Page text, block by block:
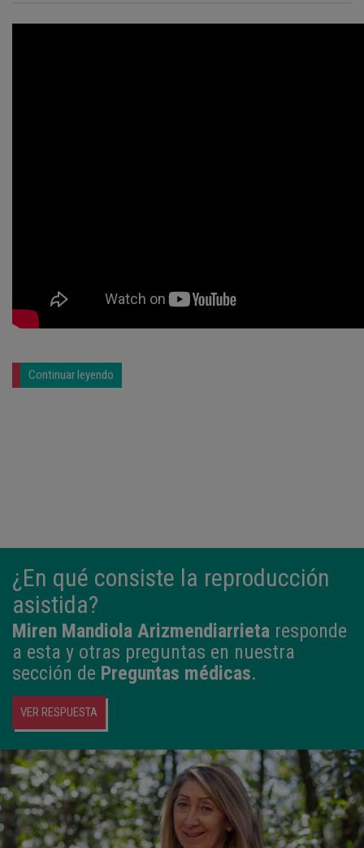
Continuar leyendo
¿En qué consiste la reproducción
asistida?
Miren Mandiola Arizmendiarrieta responde
a esta y otras preguntas en nuestra
sección de Preguntas médicas.
VER RESPUESTA